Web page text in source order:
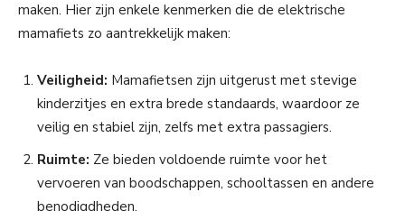
maken. Hier zijn enkele kenmerken die de elektrische
mamafiets zo aantrekkelijk maken:
Veiligheid: Mamafietsen zijn uitgerust met stevige
kinderzitjes en extra brede standaards, waardoor ze
veilig en stabiel zijn, zelfs met extra passagiers.
Ruimte: Ze bieden voldoende ruimte voor het
vervoeren van boodschappen, schooltassen en andere
benodigdheden.